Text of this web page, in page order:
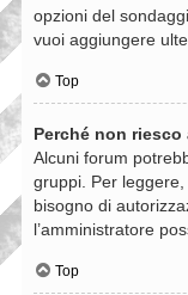
opzioni del
vuoi aggiungere
Top
Perché non riesco
Alcuni forum
gruppi. Per
bisogno di
l’amministratore
Top